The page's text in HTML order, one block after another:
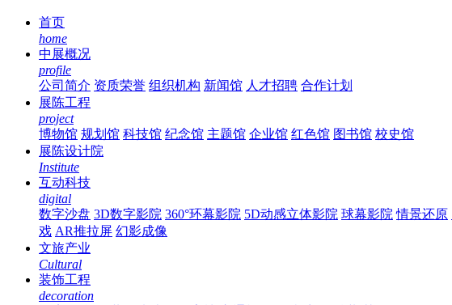
首页
home
中展概况
profile
公司简介 资质荣誉 组织机构 新闻馆 人才招聘 合作计划
展陈工程
project
博物馆 规划馆 科技馆 纪念馆 主题馆 企业馆 红色馆 图书馆 校史馆
展陈设计院
Institute
互动科技
digital
数字沙盘 3D数字影院 360°环幕影院 5D动感立体影院 球幕影院 情景还原
戏 AR推拉屏 幻影成像
文旅产业
Cultural
装饰工程
decoration